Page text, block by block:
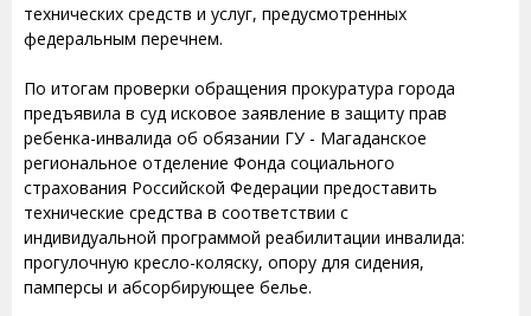
технических средств и услуг, предусмотренных
федеральным перечнем.
По итогам проверки обращения прокуратура города
предъявила в суд исковое заявление в защиту прав
ребенка-инвалида об обязании ГУ - Магаданское
региональное отделение Фонда социального
страхования Российской Федерации предоставить
технические средства в соответствии с
индивидуальной программой реабилитации инвалида:
прогулочную кресло-коляску, опору для сидения,
памперсы и абсорбирующее белье.